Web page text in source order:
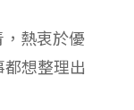
熱衷於優
想整理出